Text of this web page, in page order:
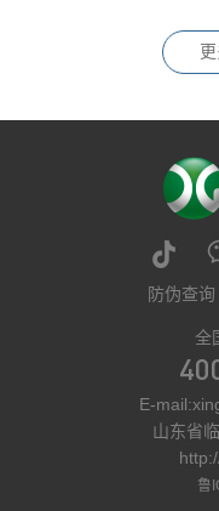
防伪查询
全
E-
山东省
鲁